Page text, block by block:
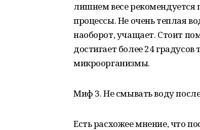
лишнем весе рекомендуется
процессы. Не очень теплая
наоборот, учащает. Стоит
достигает более 24
микроорганизмы.
Миф 3. Не смывать воду
Есть расхожее мнение, что